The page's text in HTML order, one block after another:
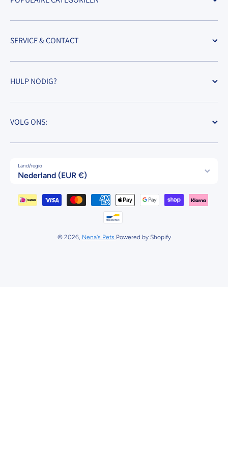
SERVICE & CONTACT
HULP NODIG?
VOLG ONS:
Land/regio
Nederland (EUR €)
Betaalmethodes
© 2026, Nena's Pets Powered by Shopify